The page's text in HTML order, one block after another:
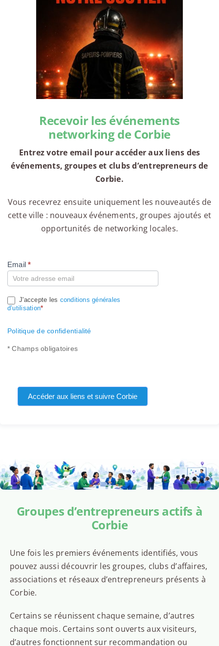
Recevoir les événements
networking de Corbie
Entrez votre email pour accéder aux liens des
événements, groupes et clubs d’entrepreneurs de
Corbie.
Vous recevrez ensuite uniquement les nouveautés de
cette ville : nouveaux événements, groupes ajoutés et
opportunités de networking locales.
Compte
Email*
J'accepte les conditions générales
d’utilisation*
Politique de confidentialité
* Champs obligatoires
Accéder aux liens et suivre Corbie
Groupes d’entrepreneurs actifs à
Corbie
Une fois les premiers événements identifiés, vous
pouvez aussi découvrir les groupes, clubs d’affaires,
associations et réseaux d’entrepreneurs présents à
Corbie.
Certains se réunissent chaque semaine, d’autres
chaque mois. Certains sont ouverts aux visiteurs,
d’autres fonctionnent sur recommandation ou